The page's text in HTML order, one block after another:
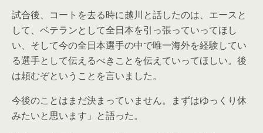
試合後、コートを去る時に越川と話したのは、エースと
して、ベテランとして全日本を引っ張っていってほし
い、そして今の全日本選手の中で唯一海外を経験してい
る選手として伝えるべきことを伝えていってほしい。後
は頼むぞということを言いました。
今後のことはまだ決まっていません。まずはゆっくり休
みたいと思います」と語った。